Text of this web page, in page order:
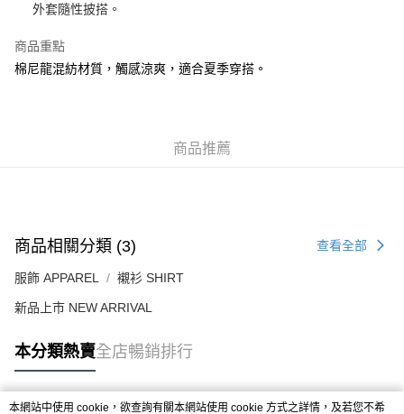
每筆HK$50.00，滿HK$499.00或以上免運費
付款後順豐合作便利店
外套隨性披搭。
商品重點
棉尼龍混紡材質，觸感涼爽，適合夏季穿搭。
商品推薦
商品相關分類 (3) 查看全部
服飾 APPAREL 襯衫 SHIRT
新品上市 NEW ARRIVAL
本分類熱賣全店暢銷排行
本網站中使用 cookie，欲查詢有關本網站使用 cookie 方式之詳情，及若您不希